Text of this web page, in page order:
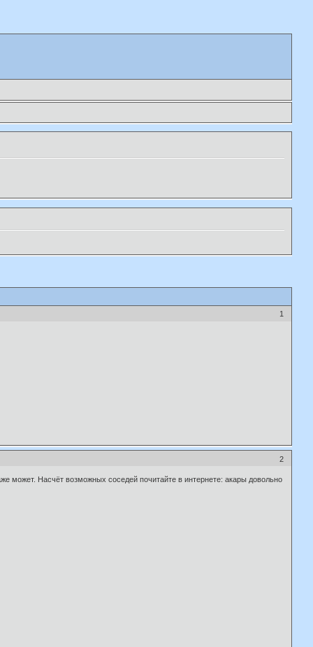
1
2
может. Насчёт возможных соседей почитайте в интернете: акары довольно